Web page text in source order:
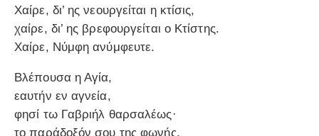
Χαίρε, δι’ ης νεουργείται η κτίσις,
χαίρε, δι’ ης βρεφουργείται ο Κτίστης.
Χαίρε, Νύμφη ανύμφευτε.
Βλέπουσα η Αγία,
εαυτήν εν αγνεία,
φησί τω Γαβριήλ θαρσαλέως·
το παράδοξόν σου της φωνής,